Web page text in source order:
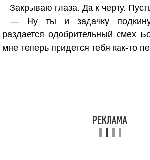
Закрываю глаза. Да к черту.
— Ну ты и задачку
раздается одобрительный смех
мне теперь придется тебя как-то